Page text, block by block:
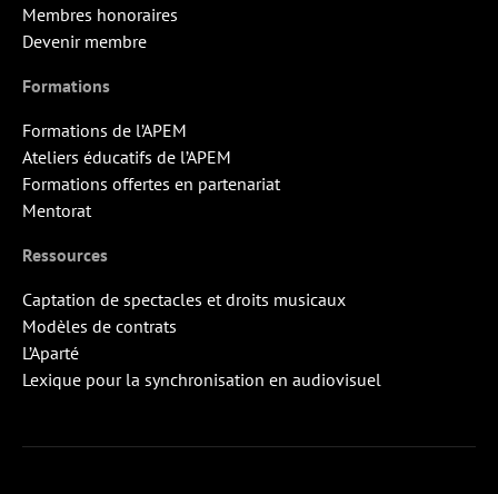
Membres honoraires
Devenir membre
Formations
Formations de l’APEM
Ateliers éducatifs de l’APEM
Formations offertes en partenariat
Mentorat
Ressources
Captation de spectacles et droits musicaux
Modèles de contrats
L’Aparté
Lexique pour la synchronisation en audiovisuel